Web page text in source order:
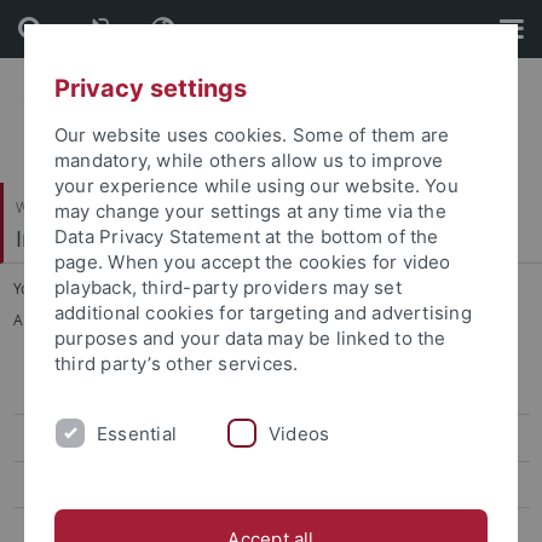
Skip
to
content
Skip
to
footer
Wirtschafts- und Sozialwissenschaftliche Fakultät
Institut für Erziehungswissenschaft
You are here: Startseite
...
Abgeschlossene Forschungsprojekte
Forschungsprojekte
Abgeschlossene Forschungsprojekte
Privacy settings
Our website uses cookies. Some of them are
mandatory, while others allow us to improve
your experience while using our website. You
may change your settings at any time via the
Data Privacy Statement at the bottom of the
page. When you accept the cookies for video
playback, third-party providers may set
additional cookies for targeting and advertising
purposes and your data may be linked to the
third party’s other services.
Essential Videos